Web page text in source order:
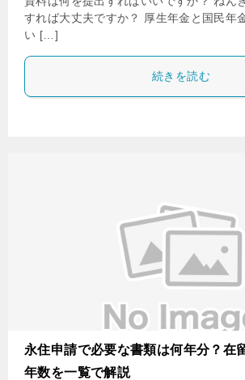
すれば大丈夫ですか？ 厚生年金と国民年
い […]
続きを読む
永住申請で必要な書類は何年分？在
年数を一覧で解説